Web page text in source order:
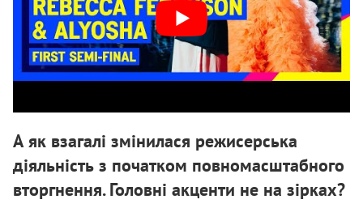
А як взагалі змінилася режисерська
діяльність з початком повномасштабного
вторгнення. Головні акценти не на зірках?